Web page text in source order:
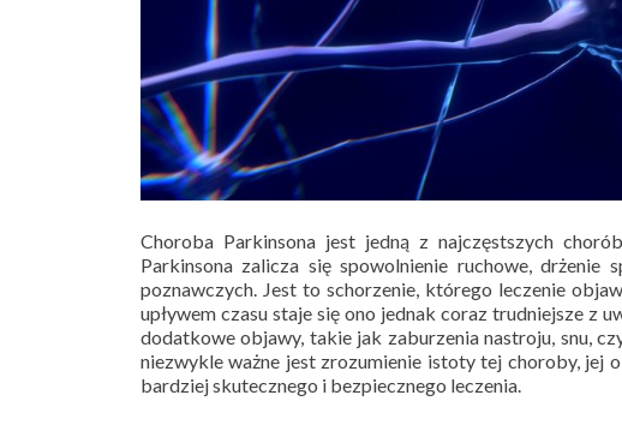
Choroba Parkinsona jest jedną z najczęstszych
Parkinsona zalicza się spowolnienie ruchowe, drżenie
poznawczych. Jest to schorzenie, którego leczenie
upływem czasu staje się ono jednak coraz trudniejsze z
dodatkowe objawy, takie jak zaburzenia nastroju, snu,
niezwykle ważne jest zrozumienie istoty tej choroby, jej
bardziej skutecznego i bezpiecznego leczenia.